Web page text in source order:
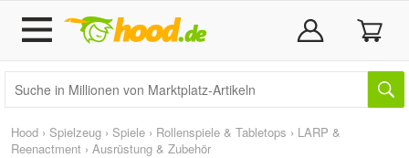
Hood › Spielzeug › Spiele › Rollenspiele & Tabletops › LARP &
Reenactment › Ausrüstung & Zubehör